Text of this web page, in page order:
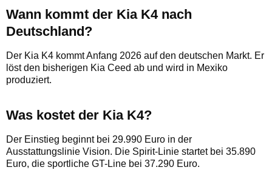
Wann kommt der Kia K4 nach
Deutschland?
Der Kia K4 kommt Anfang 2026 auf den deutschen Markt. Er
löst den bisherigen Kia Ceed ab und wird in Mexiko
produziert.
Was kostet der Kia K4?
Der Einstieg beginnt bei 29.990 Euro in der
Ausstattungslinie Vision. Die Spirit-Linie startet bei 35.890
Euro, die sportliche GT-Line bei 37.290 Euro.